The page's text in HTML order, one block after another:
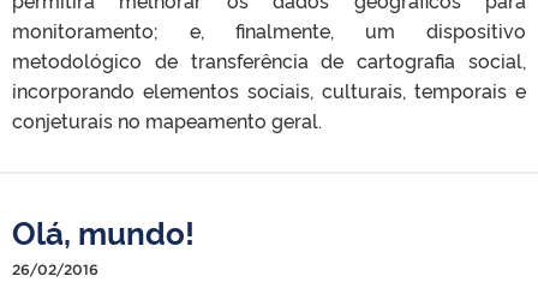
monitoramento; e, finalmente, um dispositivo
metodológico de transferência de cartografia social,
incorporando elementos sociais, culturais, temporais e
conjeturais no mapeamento geral.
Olá, mundo!
26/02/2016